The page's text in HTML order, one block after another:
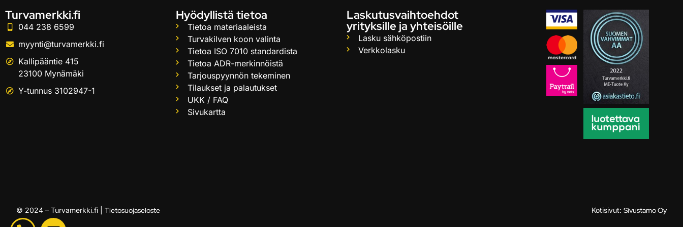
Turvamerkki.fi
044 238 6599
myynti@turvamerkki.fi
Kallipääntie 415
23100 Mynämäki
Y-tunnus 3102947-1
Hyödyllistä tietoa
Tietoa materiaaleista
Turvakilven koon valinta
Tietoa ISO 7010 standardista
Tietoa ADR-merkinnöistä
Tarjouspyynnön tekeminen
Tilaukset ja palautukset
UKK / FAQ
Sivukartta
Laskutusvaihtoehdot
yrityksille ja yhteisöille
Lasku sähköpostiin
Verkkolasku
© 2024 – Turvamerkki.fi | Tietosuojaseloste Kotisivut: Sivustamo Oy